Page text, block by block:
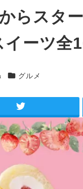
らスタ
イーツ全
カテゴリー
グルメ